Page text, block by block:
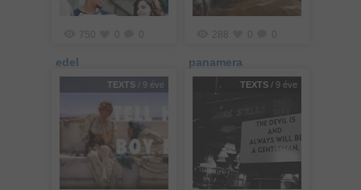
750
edel
288
panamera
TEXTS / 9 éve TEXTS / 9 éve